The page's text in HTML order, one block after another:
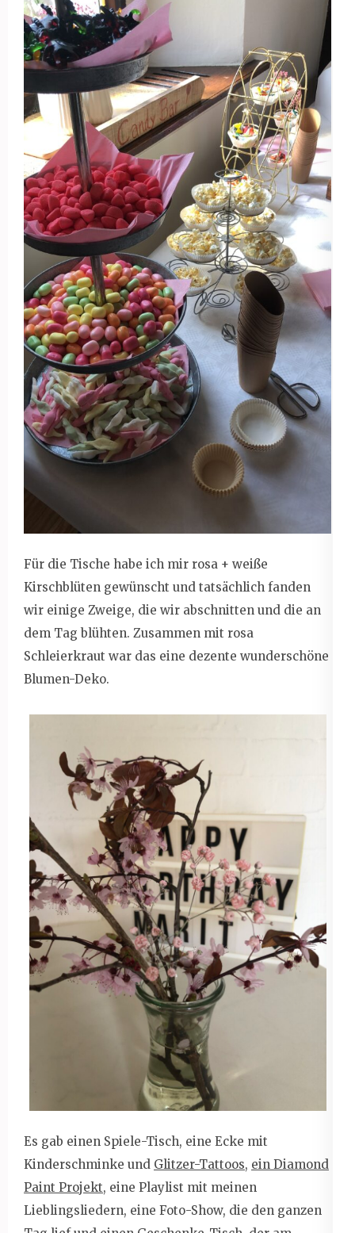
Für die Tische habe ich mir rosa + weiße
Kirschblüten gewünscht und tatsächlich fanden
wir einige Zweige, die wir abschnitten und die an
dem Tag blühten. Zusammen mit rosa
Schleierkraut war das eine dezente wunderschöne
Blumen-Deko.
Es gab einen Spiele-Tisch, eine Ecke mit
Kinderschminke und Glitzer-Tattoos, ein Diamond
Paint Projekt, eine Playlist mit meinen
Lieblingsliedern, eine Foto-Show, die den ganzen